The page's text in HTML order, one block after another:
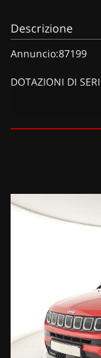
Descrizione
Annuncio:87199
DOTAZIONI DI
Vernice pastello